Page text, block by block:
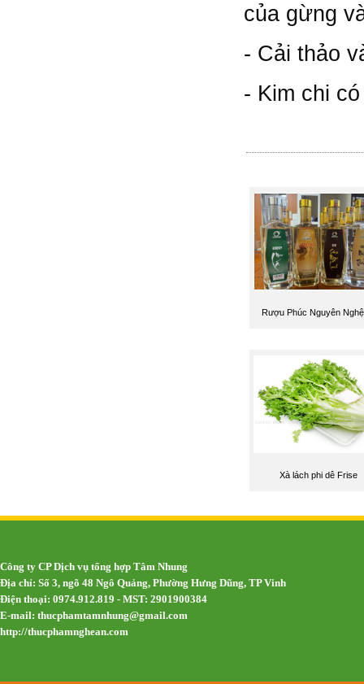
của gừng
- Cải thảo
- Kim chi
Rượu Phúc Nguyên
Xà lách phi dê Frise
Công ty CP Dịch vụ tổng hợp Tâm Nhung
Địa chỉ: Số 3, ngõ 48 Ngô Quảng, Phường Hưng Dũng, TP Vinh
Điện thoại: 0974.912.819 - MST: 2901900384
E-mail: thucphamtamnhung@gmail.com
http://thucphamnghean.com